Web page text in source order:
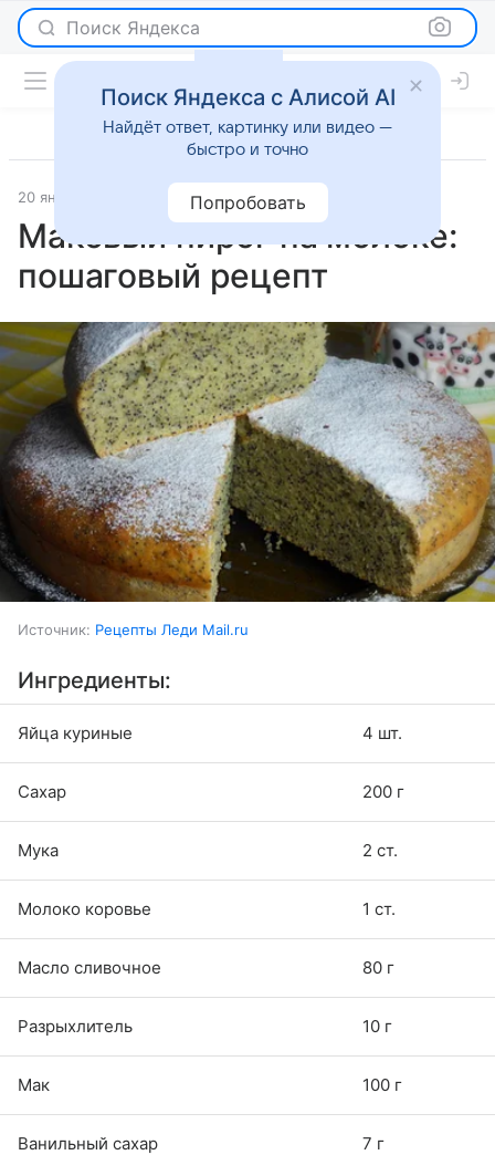
Поиск Яндекса
20 января 2026 Рецепты
Маковый пирог на молоке:
пошаговый рецепт
Источник: Рецепты Леди Mail.ru
Ингредиенты:
Яйца куриные 4 шт.
Сахар 200 г
Мука 2 ст.
Молоко коровье 1 ст.
Масло сливочное 80 г
Разрыхлитель 10 г
Мак 100 г
Ванильный сахар 7 г
Поиск Яндекса с Алисой AI
Найдёт ответ, картинку или видео —
быстро и точно
Попробовать